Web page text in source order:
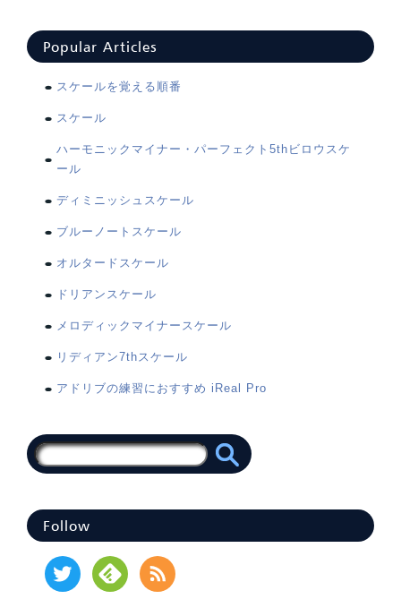
Popular Articles
スケールを覚える順番
スケール
ハーモニックマイナー・パーフェクト5thビロウスケ
ール
ディミニッシュスケール
ブルーノートスケール
オルタードスケール
ドリアンスケール
メロディックマイナースケール
リディアン7thスケール
アドリブの練習におすすめ iReal Pro
Follow